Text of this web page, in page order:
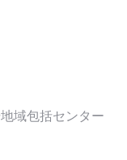
域包括センター